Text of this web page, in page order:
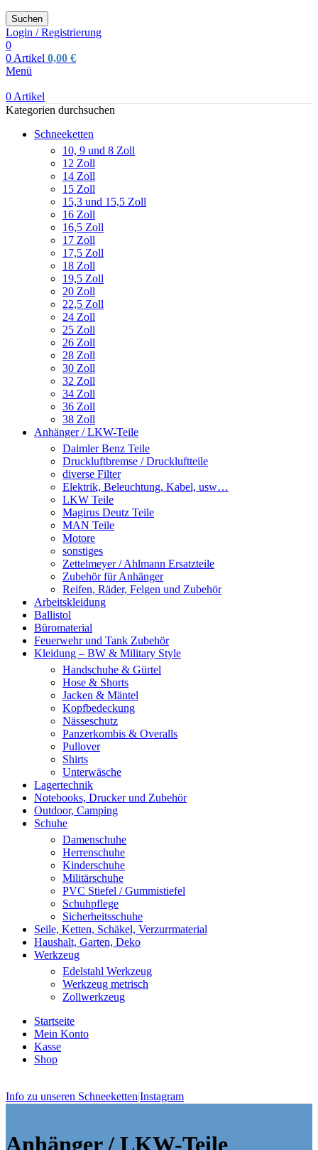
Suchen
Login / Registrierung
0
0 Artikel 0,00 €
Menü
0 Artikel
Kategorien durchsuchen
Schneeketten
10, 9 und 8 Zoll
12 Zoll
14 Zoll
15 Zoll
15,3 und 15,5 Zoll
16 Zoll
16,5 Zoll
17 Zoll
17,5 Zoll
18 Zoll
19,5 Zoll
20 Zoll
22,5 Zoll
24 Zoll
25 Zoll
26 Zoll
28 Zoll
30 Zoll
32 Zoll
34 Zoll
36 Zoll
38 Zoll
Anhänger / LKW-Teile
Daimler Benz Teile
Druckluftbremse / Druckluftteile
diverse Filter
Elektrik, Beleuchtung, Kabel, usw…
LKW Teile
Magirus Deutz Teile
MAN Teile
Motore
sonstiges
Zettelmeyer / Ahlmann Ersatzteile
Zubehör für Anhänger
Reifen, Räder, Felgen und Zubehör
Arbeitskleidung
Ballistol
Büromaterial
Feuerwehr und Tank Zubehör
Kleidung – BW & Military Style
Handschuhe & Gürtel
Hose & Shorts
Jacken & Mäntel
Kopfbedeckung
Nässeschutz
Panzerkombis & Overalls
Pullover
Shirts
Unterwäsche
Lagertechnik
Notebooks, Drucker und Zubehör
Outdoor, Camping
Schuhe
Damenschuhe
Herrenschuhe
Kinderschuhe
Militärschuhe
PVC Stiefel / Gummistiefel
Schuhpflege
Sicherheitsschuhe
Seile, Ketten, Schäkel, Verzurrmaterial
Haushalt, Garten, Deko
Werkzeug
Edelstahl Werkzeug
Werkzeug metrisch
Zollwerkzeug
Startseite
Mein Konto
Kasse
Shop
Info zu unseren Schneeketten|Instagram
Anhänger / LKW-Teile